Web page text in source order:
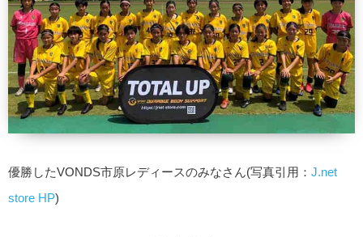
優勝したVONDS市原レディースのみなさん(写真引用： J.net
store HP)